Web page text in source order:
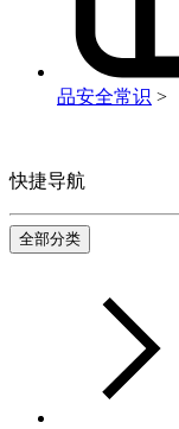
品安全常识 >
快捷导航
全部分类